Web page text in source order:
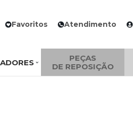
Favoritos Atendimento
PEÇAS
DE REPOSIÇÃO